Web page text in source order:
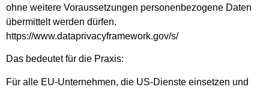
ohne weitere Voraussetzungen personenbezogene Daten
übermittelt werden dürfen.
https://www.dataprivacyframework.gov/s/
Das bedeutet für die Praxis:
Für alle EU-Unternehmen, die US-Dienste einsetzen und